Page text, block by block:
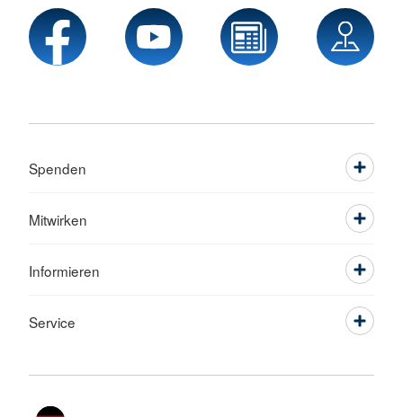
Spenden
Mitwirken
Informieren
Service
Sprache wechseln zu